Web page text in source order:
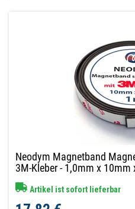
Neodym Magnetband
3M-Kleber - 1,0mm x 10mm
Artikel ist sofort lieferbar